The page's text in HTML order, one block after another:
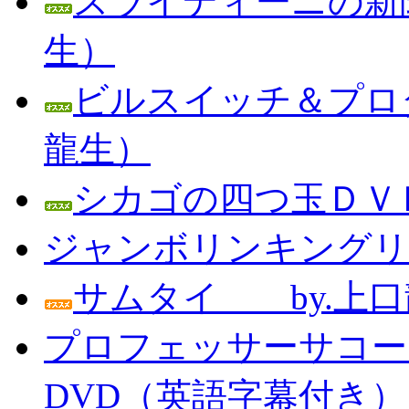
生）
ビルスイッチ＆プ
龍生）
シカゴの四つ玉Ｄ
ジャンボリンキング
サムタイ by.上口
プロフェッサーサコ
DVD（英語字幕付き